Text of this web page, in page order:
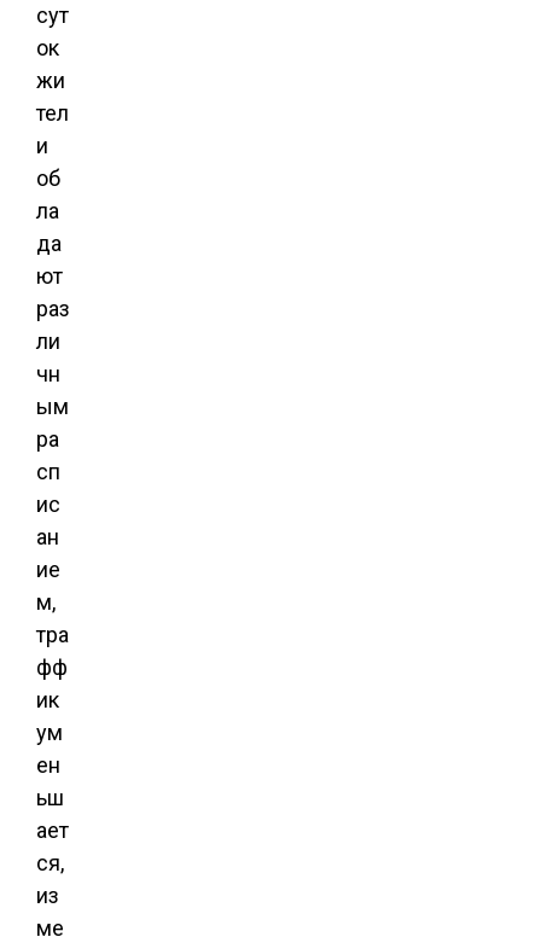
сут
ок
жи
тел
и
об
ла
да
ют
раз
ли
чн
ым
ра
сп
ис
ан
ие
м,
тра
фф
ик
ум
ен
ьш
ает
ся,
из
ме